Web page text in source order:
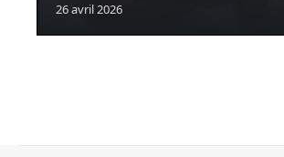
26 avril 2026